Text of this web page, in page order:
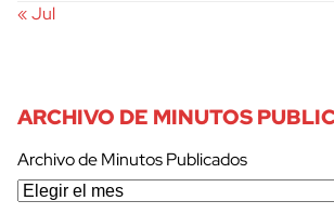
« Jul
ARCHIVO DE MINUTOS
Archivo de Minutos Publicados